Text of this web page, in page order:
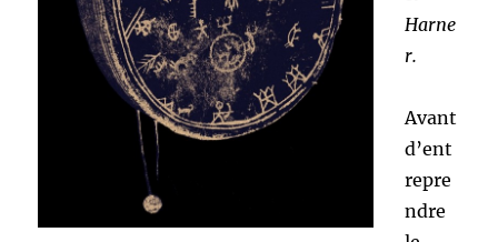
Harne
r.
Avant
d’ent
repre
ndre